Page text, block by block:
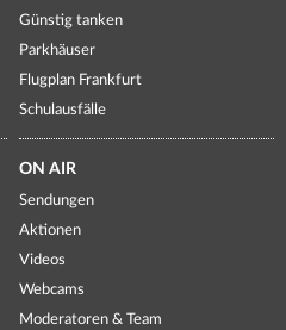
Günstig tanken
Parkhäuser
Flugplan Frankfurt
Schulausfälle
ON AIR
Sendungen
Aktionen
Videos
Webcams
Moderatoren & Team